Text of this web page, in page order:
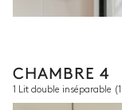
CHAMBRE 4
1 Lit double inséparable